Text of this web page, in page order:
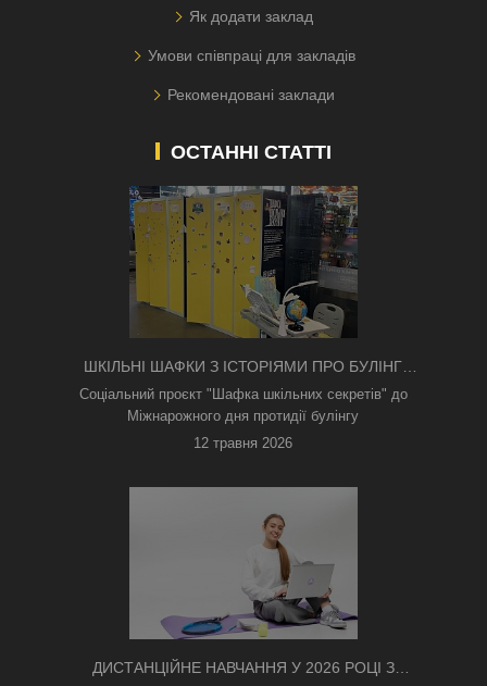
Як додати заклад
Умови співпраці для закладів
Рекомендовані заклади
ОСТАННІ СТАТТІ
ШКІЛЬНІ ШАФКИ З ІСТОРІЯМИ ПРО БУЛІНГ
З'ЯВИЛИСЯ В КИЄВІ
Соціальний проєкт "Шафка шкільних секретів" до
Міжнарожного дня протидії булінгу
12 травня 2026
ДИСТАНЦІЙНЕ НАВЧАННЯ У 2026 РОЦІ З